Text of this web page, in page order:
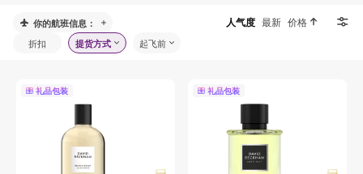
你的航班信息： 人气度 最新 价格
折扣 提货方式 起飞前
礼品包装 礼品包装